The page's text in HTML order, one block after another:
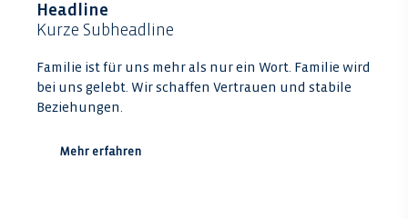
Headline
Kurze Subheadline
Familie ist für uns mehr als nur ein Wort. Familie wird
bei uns gelebt. Wir schaffen Vertrauen und stabile
Beziehungen.
Mehr erfahren